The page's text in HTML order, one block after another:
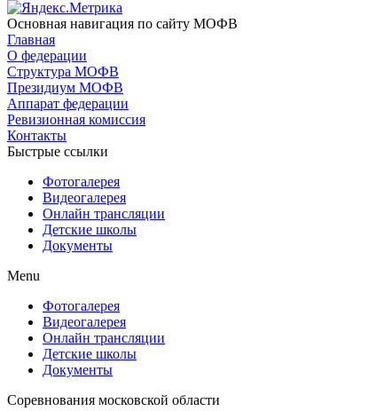
Основная навигация по сайту МОФВ
Главная
О федерации
Структура МОФВ
Президиум МОФВ
Аппарат федерации
Ревизионная комиссия
Контакты
Быстрые ссылки
Фотогалерея
Видеогалерея
Онлайн трансляции
Детские школы
Документы
Menu
Фотогалерея
Видеогалерея
Онлайн трансляции
Детские школы
Документы
Соревнования московской области